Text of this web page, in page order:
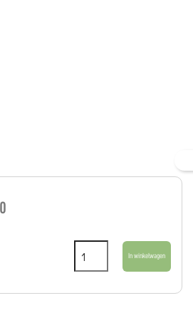
In winkelwagen